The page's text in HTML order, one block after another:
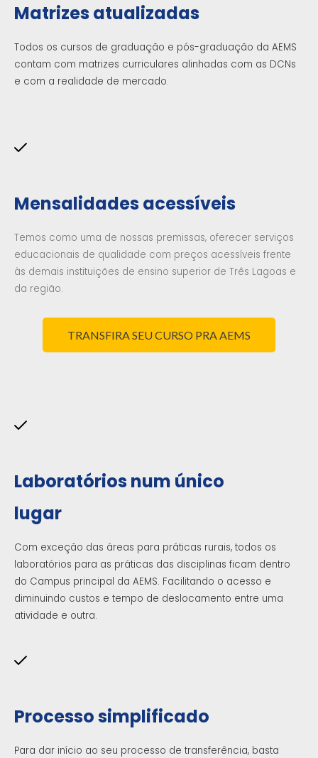
Matrizes atualizadas
Todos os cursos de graduação e pós-graduação da AEMS
contam com matrizes curriculares alinhadas com as DCNs
e com a realidade de mercado.
Mensalidades acessíveis
Temos como uma de nossas premissas, oferecer serviços
educacionais de qualidade com preços acessíveis frente
às demais instituições de ensino superior de Três Lagoas e
da região.
TRANSFIRA SEU CURSO PRA AEMS
Laboratórios num único
lugar
Com exceção das áreas para práticas rurais, todos os
laboratórios para as práticas das disciplinas ficam dentro
do Campus principal da AEMS. Facilitando o acesso e
diminuindo custos e tempo de deslocamento entre uma
atividade e outra.
Processo simplificado
Para dar início ao seu processo de transferência, basta